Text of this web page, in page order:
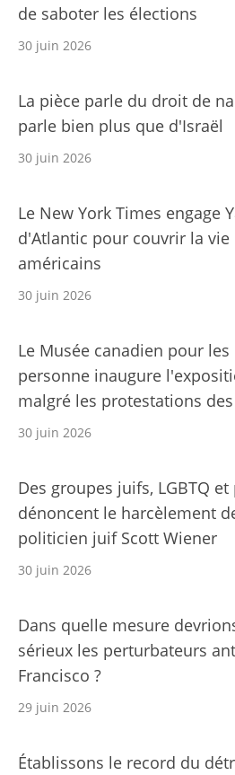
de saboter les élections
30 juin 2026
La pièce parle du droit de
parle bien plus que d'Israël
30 juin 2026
Le New York Times engage
d'Atlantic pour couvrir la vie
américains
30 juin 2026
Le Musée canadien pour
personne inaugure
malgré les protestations
30 juin 2026
Des groupes juifs, LGBTQ
dénoncent le harcèlement
politicien juif Scott Wiener
30 juin 2026
Dans quelle mesure
sérieux les perturbateurs
Francisco ?
29 juin 2026
Établissons le record du